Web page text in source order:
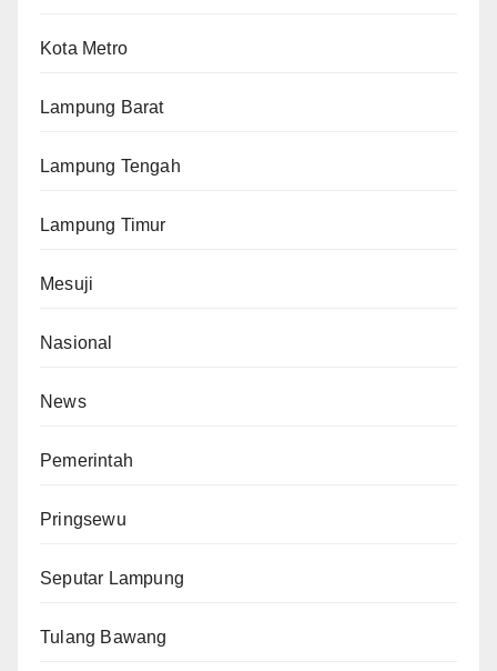
Kota Metro
Lampung Barat
Lampung Tengah
Lampung Timur
Mesuji
Nasional
News
Pemerintah
Pringsewu
Seputar Lampung
Tulang Bawang